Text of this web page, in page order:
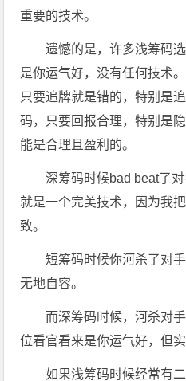
重要的技术。
遗憾的是，许多浅筹码
是你运气好，没有任何技术
只要追牌就是错的，特别是
码，只要回报合理，特别是
能是合理且盈利的。
深筹码时候bad beat了
就是一个完美技术，因为我
致。
短筹码时候你河杀了对
无地自容。
而深筹码时候，河杀对
位看官看来是你运气好，但
如果浅筹码时候经常有